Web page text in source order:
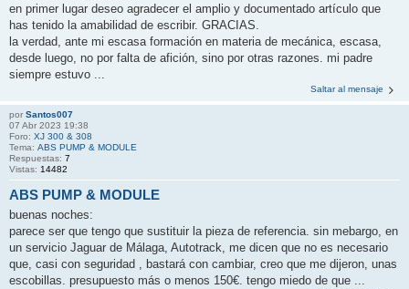
en primer lugar deseo agradecer el amplio y documentado artículo que
has tenido la amabilidad de escribir. GRACIAS.
la verdad, ante mi escasa formación en materia de mecánica, escasa,
desde luego, no por falta de afición, sino por otras razones. mi padre
siempre estuvo ...
Saltar al mensaje
por Santos007
07 Abr 2023 19:38
Foro: XJ 300 & 308
Tema: ABS PUMP & MODULE
Respuestas: 7
Vistas: 14482
ABS PUMP & MODULE
buenas noches:
parece ser que tengo que sustituir la pieza de referencia. sin mebargo, en
un servicio Jaguar de Málaga, Autotrack, me dicen que no es necesario
que, casi con seguridad , bastará con cambiar, creo que me dijeron, unas
escobillas. presupuesto más o menos 150€. tengo miedo de que ...